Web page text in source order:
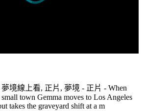
夢境線上看, 正片, 夢境 - 正片 - When
small town Gemma moves to Los Angeles
takes the graveyard shift at a m